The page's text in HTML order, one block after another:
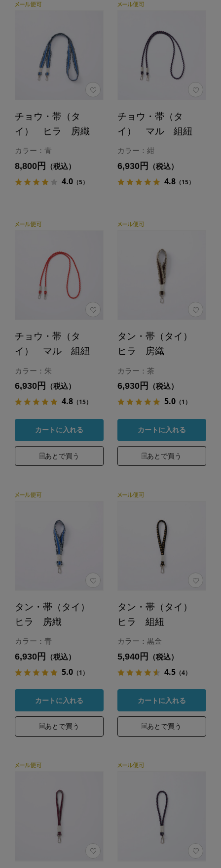
チョウ・帯（タ
イ） ヒラ 房織
カラー：青
8,800円 （税込）
4.0（5）
チョウ・帯（タ
イ） マル 組紐
カラー：紺
6,930円 （税込）
4.8（15）
チョウ・帯（タ
イ） マル 組紐
カラー：朱
6,930円 （税込）
4.8（15）
カートに入れる
あとで買う
タン・帯（タイ）
ヒラ 房織
カラー：茶
6,930円 （税込）
5.0（1）
カートに入れる
あとで買う
タン・帯（タイ）
ヒラ 房織
カラー：青
6,930円 （税込）
5.0（1）
カートに入れる
あとで買う
タン・帯（タイ）
ヒラ 組紐
カラー：黒金
5,940円 （税込）
4.5（4）
カートに入れる
あとで買う